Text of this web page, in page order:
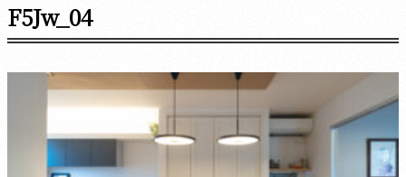
F5Jw_04